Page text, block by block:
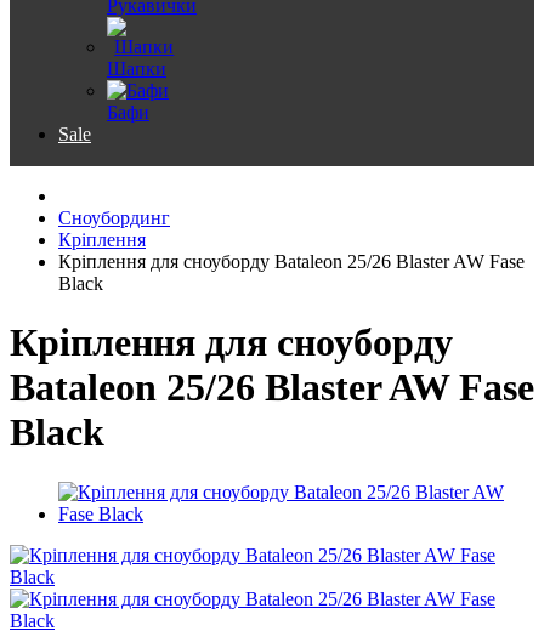
Рукавички
Шапки
Бафи
Sale
Сноубординг
Кріплення
Кріплення для сноуборду Bataleon 25/26 Blaster AW Fase
Black
Кріплення для сноуборду
Bataleon 25/26 Blaster AW Fase
Black